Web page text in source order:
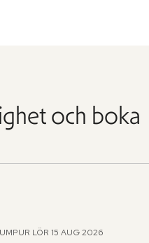
och boka
LÖR 15 AUG 2026